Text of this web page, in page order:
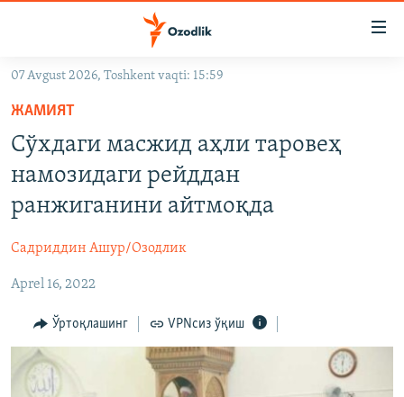
Асосий
навигацияга
ўтинг
Қидиришга
ўтинг
OZODARXIV
На русском
ИЖТИМОИЙ ТАРМОҚЛАР
Озодлик бошқа тилларда
07 Avgust 2026, Toshkent vaqti: 15:59
ЖАМИЯТ
Сўхдаги масжид аҳли таровеҳ
намозидаги рейддан
ранжиганини айтмоқда
Садриддин Ашур/Озодлик
Aprel 16, 2022
Ўртоқлашинг VPNсиз ўқиш